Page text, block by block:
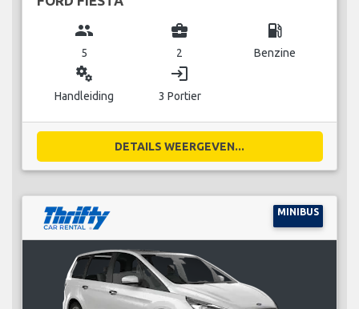
group
5
business_center
2
local_gas_station
Benzine
miscellaneous_services
Handleiding
login
3 Portier
DETAILS WEERGEVEN...
MINIBUS